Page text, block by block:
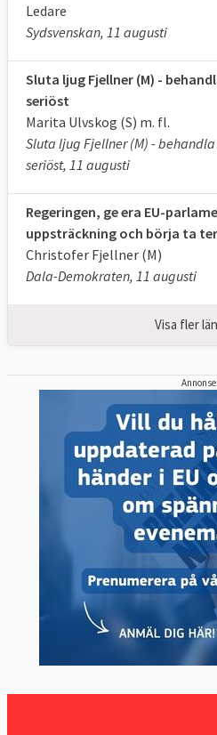
Ledare
Sydsvenskan, 11 augusti
Sluta ljug Fjellner (M) -
seriöst
Marita Ulvskog (S) m. fl.
Sluta ljug Fjellner (M) -
seriöst, 11 augusti
Regeringen, ge era EU-
uppsträckning och börja ta
Christofer Fjellner (M)
Dala-Demokraten, 11 augusti
Visa fler